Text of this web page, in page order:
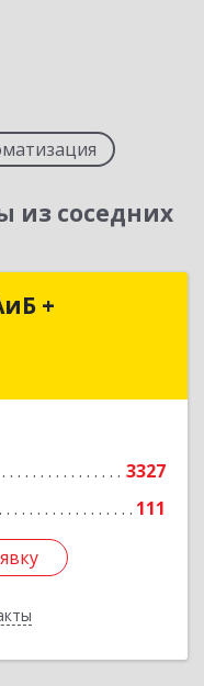
из соседних
+
3327
111
"АиБ +
Подробнее